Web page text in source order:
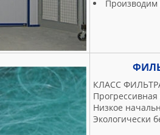
Производим
КЛАСС
Прогрессивная
Низкое
Экологически